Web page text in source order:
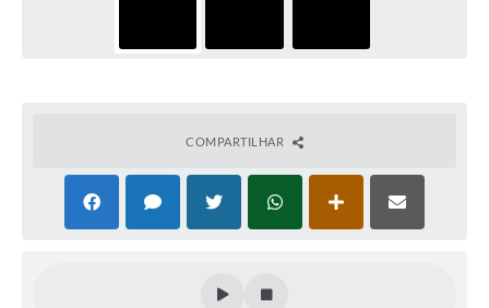
COMPARTILHAR